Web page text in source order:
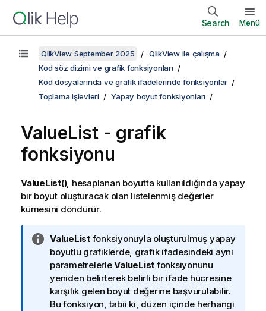
Search Menü
QlikView September 2025
QlikView ile çalışma
Kod söz dizimi ve grafik fonksiyonları
Kod dosyalarında ve grafik ifadelerinde fonksiyonlar
Toplama işlevleri
Yapay boyut fonksiyonları
ValueList- grafik
fonksiyonu
ValueList(), hesaplanan boyutta kullanıldığında yapay
bir boyut oluşturacak olan listelenmiş değerler
kümesini döndürür.
B
i
l
g
i
n
ValueListfonksiyonuyla oluşturulmuş yapay
boyutlu grafiklerde, grafik ifadesindeki aynı
parametrelerleValueList fonksiyonunu
yeniden belirterek belirli bir ifade hücresine
karşılık gelen boyut değerine başvurulabilir.
Bu fonksiyon, tabii ki, düzen içinde herhangi